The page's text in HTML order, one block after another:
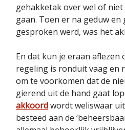
gehakketak over wel of
gaan. Toen er na geduw
gesproken werd, was het
En dat kun je eraan aflezen
regeling is ronduit vaag en
om te voorkomen dat de
gierend uit de hand gaat
akkoordwordt weliswaar
besteed aan de